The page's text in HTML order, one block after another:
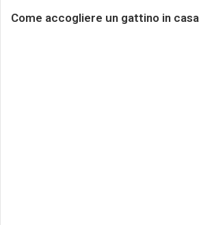
Come accogliere un gattino in casa